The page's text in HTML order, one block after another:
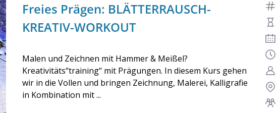
Freies Prägen: BLÄTTERRAUSCH-
KREATIV-WORKOUT
Malen und Zeichnen mit Hammer & Meißel?
Kreativitäts“training“ mit Prägungen. In diesem Kurs gehen
wir in die Vollen und bringen Zeichnung, Malerei, Kalligrafie
in Kombination mit ...